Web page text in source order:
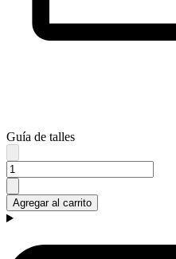
Guía de talles
Agregar al carrito